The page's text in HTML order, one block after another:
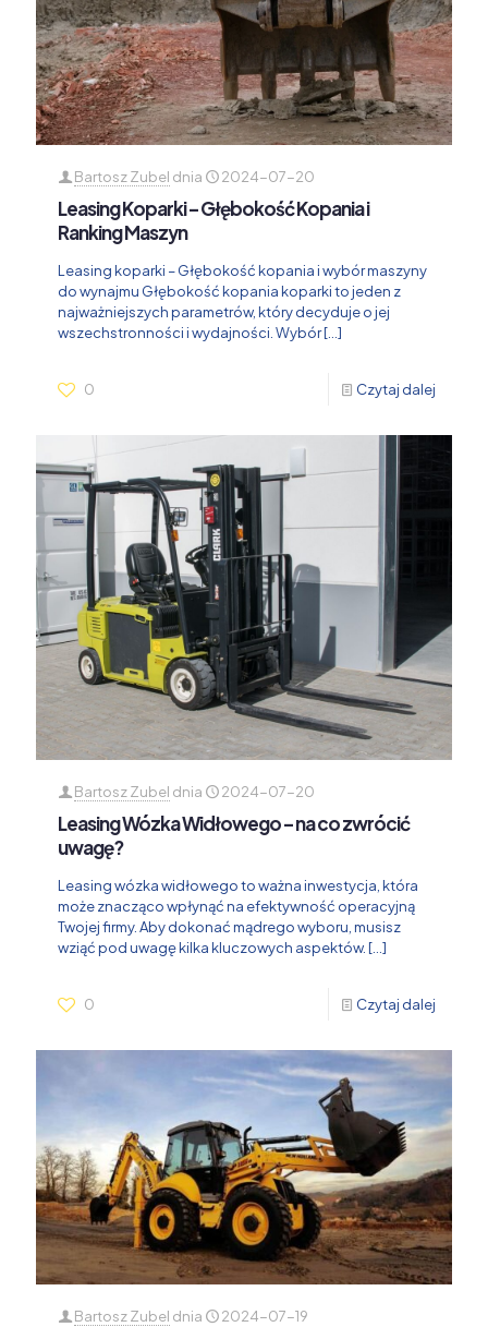
Bartosz Zubel dnia 2024-07-20
Leasing Koparki – Głębokość Kopania i
Ranking Maszyn
Leasing koparki – Głębokość kopania i wybór maszyny
do wynajmu Głębokość kopania koparki to jeden z
najważniejszych parametrów, który decyduje o jej
wszechstronności i wydajności. Wybór[…]
0 Czytaj dalej
Bartosz Zubel dnia 2024-07-20
Leasing Wózka Widłowego – na co zwrócić
uwagę?
Leasing wózka widłowego to ważna inwestycja, która
może znacząco wpłynąć na efektywność operacyjną
Twojej firmy. Aby dokonać mądrego wyboru, musisz
wziąć pod uwagę kilka kluczowych aspektów.[…]
0 Czytaj dalej
Bartosz Zubel dnia 2024-07-19